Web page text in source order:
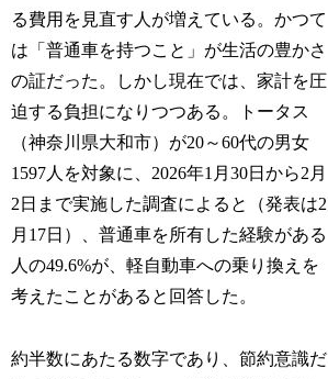
る費用を見直す人が増えている。かつて
は「普通車を持つこと」が生活の豊かさ
の証だった。しかし現在では、家計を圧
迫する負担になりつつある。トータス
（神奈川県大和市）が20～60代の男女
1597人を対象に、2026年1月30日から2月
2日まで実施した調査によると（発表は2
月17日）、普通車を所有した経験がある
人の49.6%が、軽自動車への乗り換えを
考えたことがあると回答した。
約半数にあたる数字であり、節約意識だ